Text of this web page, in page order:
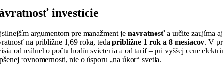
investície
argumentom pre manažment jenávratnosťa určite zaujíma
na približne 1,69 roka, tedapribližne 1 rok a 8 mesiacov. V
od reálneho počtu hodín svietenia a od taríf – pri vyššej cene
rovnomernosti, nie o úsporu „na úkor“ svetla.